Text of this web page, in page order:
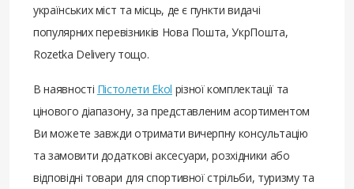
українських міст та місць, де є пункти видачі
популярних перевізників Нова Пошта, УкрПошта,
Rozetka Delivery тощо.
В наявності Пістолети Ekol різної комплектації та
цінового діапазону, за представленим асортиментом
Ви можете завжди отримати вичерпну консультацію
та замовити додаткові аксесуари, розхідники або
відповідні товари для спортивної стрільби, туризму та